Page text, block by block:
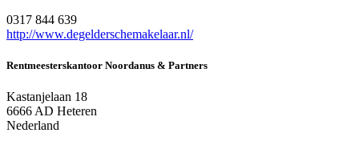
0317 844 639
http://www.degelderschemakelaar.nl/
Rentmeesterskantoor Noordanus & Partners
Kastanjelaan 18
6666 AD Heteren
Nederland